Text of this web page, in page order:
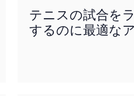
テニスの試合を
するのに最適な